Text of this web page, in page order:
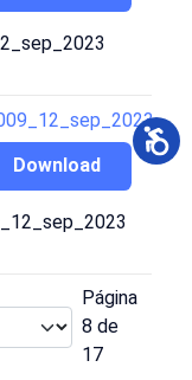
Download
Página
8 de
17